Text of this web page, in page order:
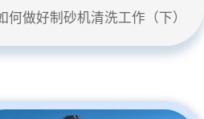
何做好制砂机清洗工作（下）